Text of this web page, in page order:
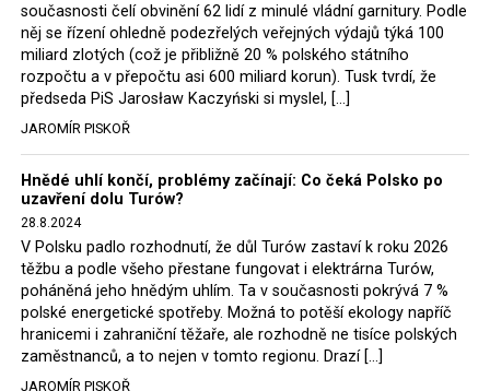
Rozhodnutí polského ministra spravedlnosti jistě potěší
německé, české a polské ekology, ale i těžaře. Je těžké si
představit, že by o takové věci rozhodoval sám ministr
Bodnar. Musel získat politický souhlas vládnoucí koalice.
Stále jsou totiž platné argumenty Morawieckého vlády,
že důl i elektrárna jsou – kromě zabezpečování cca 7 %
polského energetického mixu – klíčovými podniky, spolu
se svými dceřinými společnostmi zaměstnávají cca pět
tisíc lidí. Navíc s činností dolu a elektrárny nepřímo
souvisí dalších několik desítek tisíc pracovních míst v
regionu. Zelená politika ale opět zvítězila.
Rozhodnutí polského ministra spravedlnosti jistě potěší
německé, české a polské ekology, kteří žalobu u
současnosti čelí obvinění 62 lidí z minulé vládní garnitury. Podle
něj se řízení ohledně podezřelých veřejných výdajů týká 100
miliard zlotých (což je přibližně 20 % polského státního
rozpočtu a v přepočtu asi 600 miliard korun). Tusk tvrdí, že
předseda PiS Jarosław Kaczyński si myslel, […]
JAROMÍR PISKOŘ
Hnědé uhlí končí, problémy začínají: Co čeká Polsko po
uzavření dolu Turów?
28.8.2024
V Polsku padlo rozhodnutí, že důl Turów zastaví k roku 2026
těžbu a podle všeho přestane fungovat i elektrárna Turów,
poháněná jeho hnědým uhlím. Ta v současnosti pokrývá 7 %
polské energetické spotřeby. Možná to potěší ekology napříč
hranicemi i zahraniční těžaře, ale rozhodně ne tisíce polských
zaměstnanců, a to nejen v tomto regionu. Drazí […]
JAROMÍR PISKOŘ